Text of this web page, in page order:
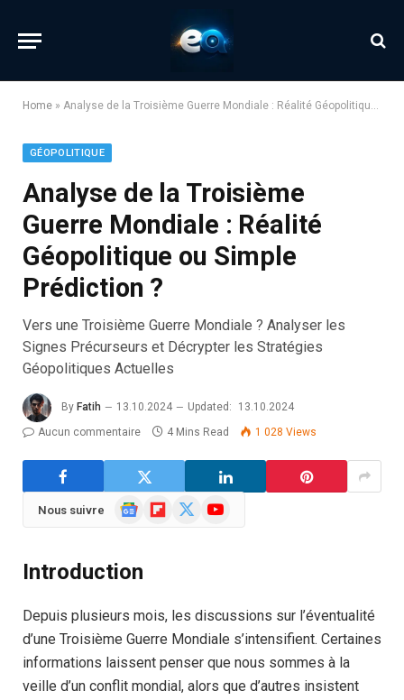
Home » Analyse de la Troisième Guerre Mondiale : Réalité Géopolitique ou Simple Prédiction ?
GÉOPOLITIQUE
Analyse de la Troisième
Guerre Mondiale : Réalité
Géopolitique ou Simple
Prédiction ?
Vers une Troisième Guerre Mondiale ? Analyser les
Signes Précurseurs et Décrypter les Stratégies
Géopolitiques Actuelles
By Fatih 13.10.2024 Updated:
13.10.2024
Aucun commentaire
4 Mins Read 1 028 Views
Nous suivre
GoogleFlipboard YouTube
Introduction
Depuis plusieurs mois, les discussions sur l’éventualité
d’une Troisième Guerre Mondiale s’intensifient. Certaines
informations laissent penser que nous sommes à la
veille d’un conflit mondial, alors que d’autres insistent